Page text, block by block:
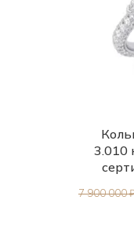
3.010
7 900 000